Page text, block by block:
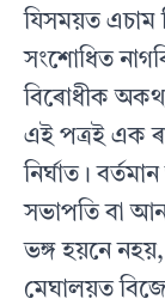
যিসময়ত এচাম
সংশোধিত
বিৰোধীক
এই পত্ৰই এক
নিৰ্ঘাত।
সভাপতি বা
ভঙ্গ হয়নে নহয়,
মেঘালয়ত